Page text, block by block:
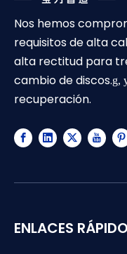
Nos hemos
requisitos de alta
alta rectitud para
cambio de discos.g,
recuperación.
ENLACES